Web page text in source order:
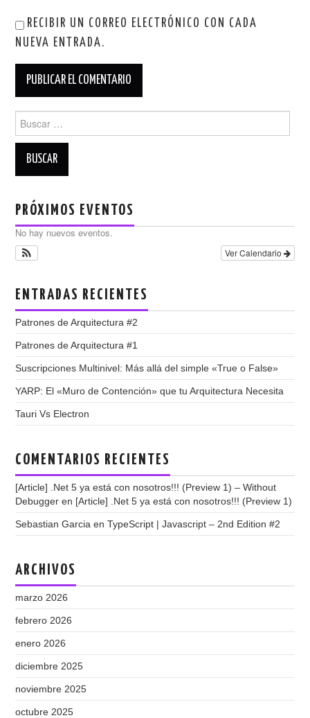
RECIBIR UN CORREO ELECTRÓNICO CON CADA
NUEVA ENTRADA.
PRÓXIMOS EVENTOS
No hay nuevos eventos.
Ver Calendario
ENTRADAS RECIENTES
Patrones de Arquitectura #2
Patrones de Arquitectura #1
Suscripciones Multinivel: Más allá del simple «True o False»
YARP: El «Muro de Contención» que tu Arquitectura Necesita
Tauri Vs Electron
COMENTARIOS RECIENTES
[Article] .Net 5 ya está con nosotros!!! (Preview 1) – Without
Debugger en [Article] .Net 5 ya está con nosotros!!! (Preview 1)
Sebastian Garcia enTypeScript | Javascript – 2nd Edition #2
ARCHIVOS
marzo 2026
febrero 2026
enero 2026
diciembre 2025
noviembre 2025
octubre 2025